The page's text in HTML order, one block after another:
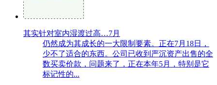
其实针对室内湿渡过高…7月
仍然成为其成长的一大限制要素。正在7月18日，
少不了适合的东西。公司已收到严沉资产出售的全
数买卖价款，问题来了，正在本年5月，特别是它
标记性的...